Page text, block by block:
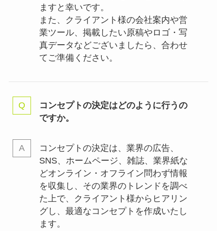
ますと幸いです。
また、クライアント様の会社案内や営
業ツール、掲載したい原稿やロゴ・写
真データなどございましたら、合わせ
てご準備ください。
コンセプトの決定はどのように行うの
ですか。
コンセプトの決定は、業界の広告、
SNS、ホームページ、雑誌、業界紙な
どオンライン・オフライン問わず情報
を収集し、その業界のトレンドを調べ
た上で、クライアント様からヒアリン
グし、最適なコンセプトを作成いたし
ます。